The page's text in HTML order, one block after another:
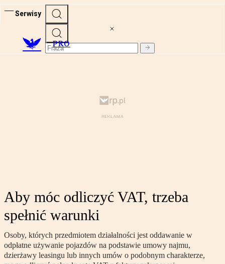
Serwisy
PRO
Aby móc odliczyć VAT, trzeba
spełnić warunki
Osoby, których przedmiotem działalności jest oddawanie w
odpłatne używanie pojazdów na podstawie umowy najmu,
dzierżawy leasingu lub innych umów o podobnym charakterze,